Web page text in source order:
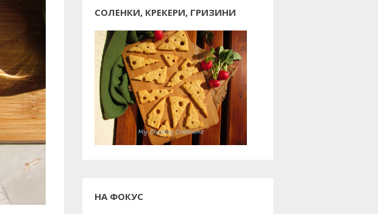
СОЛЕНКИ, КРЕКЕРИ, ГРИЗИНИ
НА ФОКУС